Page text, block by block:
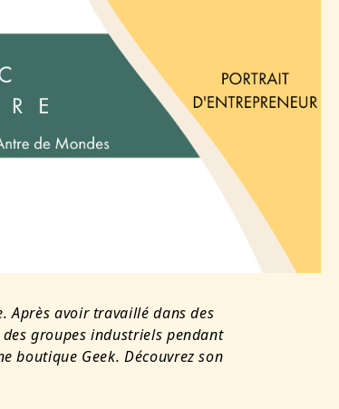
Après avoir travaillé dans des
groupes industriels pendant
boutique Geek. Découvrez son